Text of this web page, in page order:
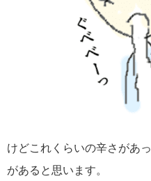
けどこれくらいの辛さがあ
があると思います。